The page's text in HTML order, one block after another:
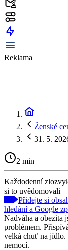
Reklama
Ženské
31. 5.
2 min
Každodenní
si to uvědomovali
Přidejte si
hledání a Google
Nadváha a obezita
problémem.
velká chuť na jídlo.
nemocí.